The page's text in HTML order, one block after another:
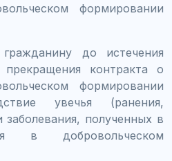
формировании
до истечения
контракта о
формировании
увечья (ранения,
полученных в
в добровольческом